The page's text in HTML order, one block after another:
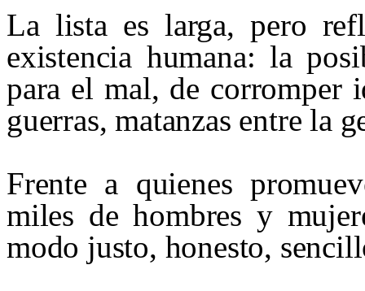
La lista es larga, pero
existencia humana: la
para el mal, de corromper
guerras, matanzas entre la
Frente a quienes
miles de hombres y
modo justo, honesto,